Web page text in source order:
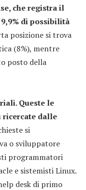
che registra il
di possibilità
posizione si trova
(8%), mentre
posto della
Queste le
dalle
si
o sviluppatore
programmatori
e sistemisti Linux.
desk di primo